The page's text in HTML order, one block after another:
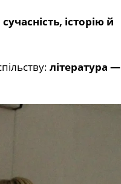
сучасність, історію й
література —